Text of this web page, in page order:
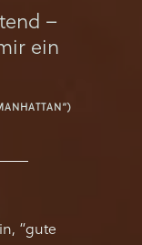
–
ein
“gute